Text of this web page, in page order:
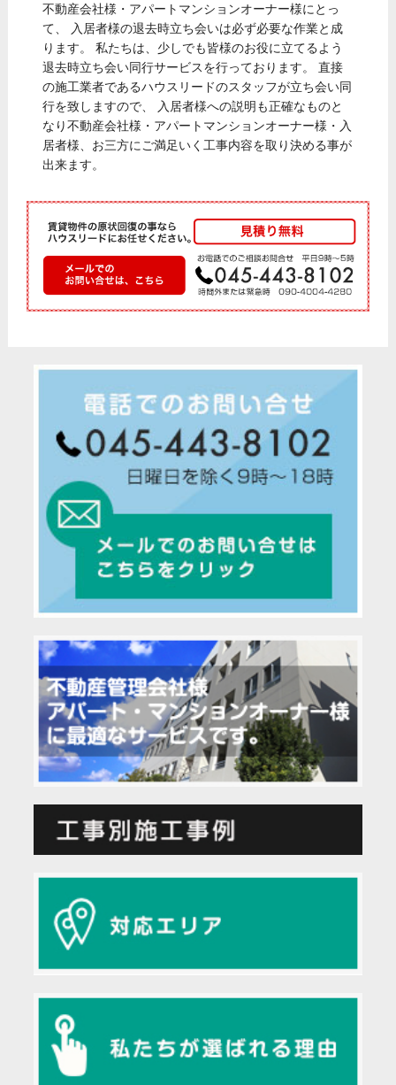
不動産会社様・アパートマンションオーナー様にとっ
て、 入居者様の退去時立ち会いは必ず必要な作業と成
ります。 私たちは、少しでも皆様のお役に立てるよう
退去時立ち会い同行サービスを行っております。 直接
の施工業者であるハウスリードのスタッフが立ち会い同
行を致しますので、 入居者様への説明も正確なものと
なり不動産会社様・アパートマンションオーナー様・入
居者様、お三方にご満足いく工事内容を取り決める事が
出来ます。